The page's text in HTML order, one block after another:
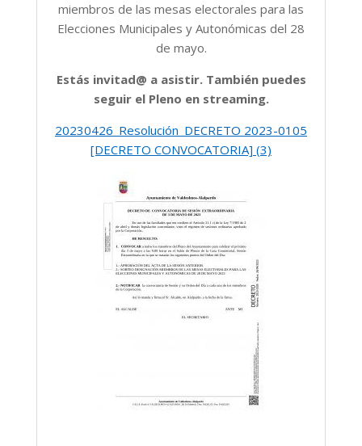
miembros de las mesas electorales para las
Elecciones Municipales y Autonómicas del 28
de mayo.
Estás invitad@ a asistir. También puedes
seguir el Pleno en streaming.
20230426_Resolución_DECRETO 2023-0105
[DECRETO CONVOCATORIA] (3)